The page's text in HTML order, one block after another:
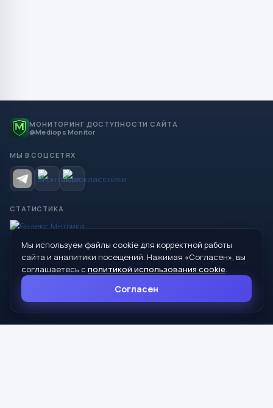
МОНИТОРИНГ ДОСТУПНОСТИ САЙТА
@Mediops Monitor
МЫ В СОЦСЕТЯХ
СТАТИСТИКА
© 2026 Управление образования Администрации МО
Сухой Лог
624800, Свердловская область, г. Сухой Лог, ул. Кирова, дом 7
8 (34373) 4-33-85
Мы используем файлы cookie для корректной работы
сайта и аналитики посещений. Нажимая «Согласен», вы
соглашаетесь с политикой использования cookie.
Согласен